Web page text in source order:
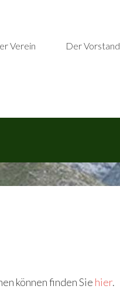
Verein Der Vorstand
können finden Sie hier.